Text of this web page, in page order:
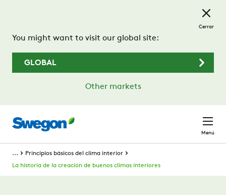
You might want to visit our global site:
GLOBAL
Other markets
Cerrar
Menú
...
Principios básicos del clima interior
La historia de la creación de buenos climas interiores